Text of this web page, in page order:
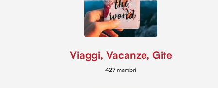
Viaggi, Vacanze, Gite
427 membri